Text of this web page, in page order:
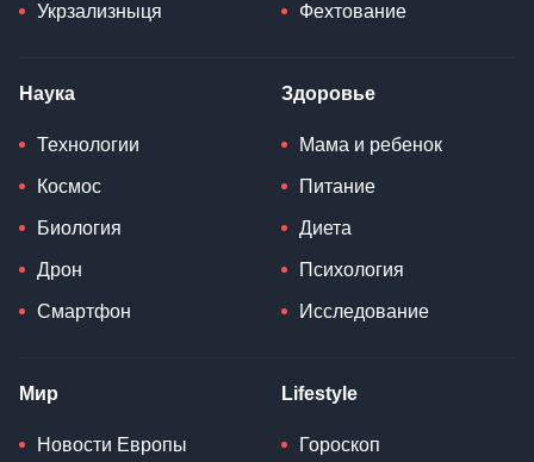
Укрзализныця Фехтование
Наука
Технологии
Космос
Биология
Дрон
Смартфон
Здоровье
Мама и ребенок
Питание
Диета
Психология
Исследование
Мир
Новости Европы
Lifestyle
Гороскоп